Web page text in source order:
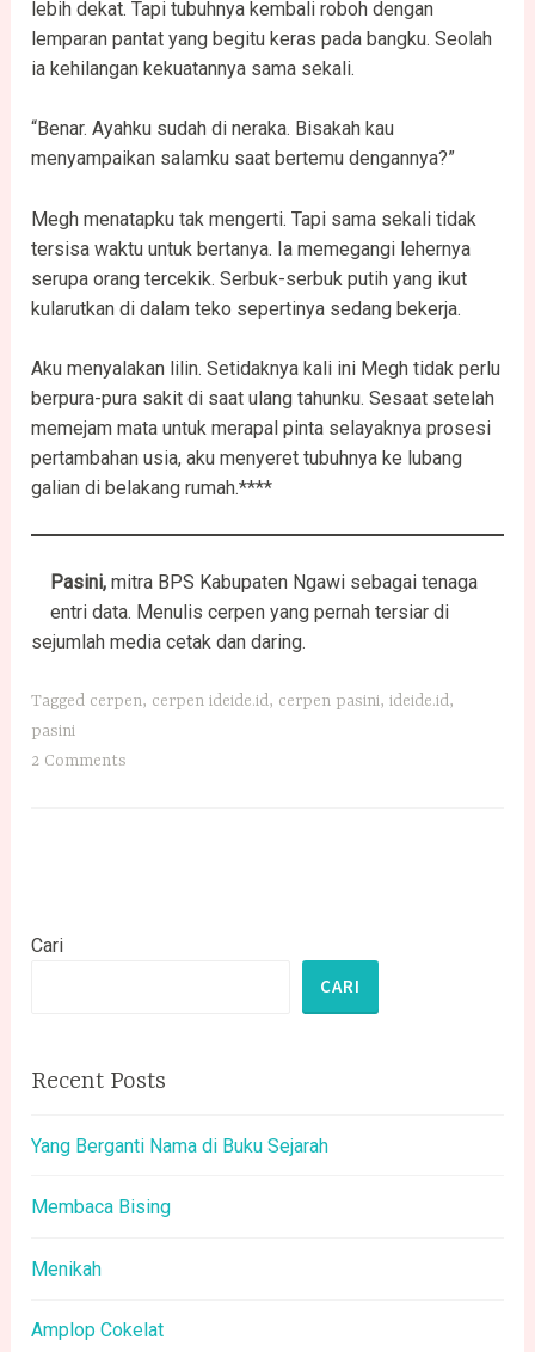
lebih dekat. Tapi tubuhnya kembali roboh dengan
lemparan pantat yang begitu keras pada bangku. Seolah
ia kehilangan kekuatannya sama sekali.
“Benar. Ayahku sudah di neraka. Bisakah kau
menyampaikan salamku saat bertemu dengannya?”
Megh menatapku tak mengerti. Tapi sama sekali tidak
tersisa waktu untuk bertanya. Ia memegangi lehernya
serupa orang tercekik. Serbuk-serbuk putih yang ikut
kularutkan di dalam teko sepertinya sedang bekerja.
Aku menyalakan lilin. Setidaknya kali ini Megh tidak perlu
berpura-pura sakit di saat ulang tahunku. Sesaat setelah
memejam mata untuk merapal pinta selayaknya prosesi
pertambahan usia, aku menyeret tubuhnya ke lubang
galian di belakang rumah.****
Pasini, mitra BPS Kabupaten Ngawi sebagai tenaga
entri data. Menulis cerpen yang pernah tersiar di
sejumlah media cetak dan daring.
Tagged cerpen, cerpen ideide.id, cerpen pasini,ideide.id,
pasini
2 Comments
Cari
CARI
Recent Posts
Yang Berganti Nama di Buku Sejarah
Membaca Bising
Menikah
Amplop Cokelat